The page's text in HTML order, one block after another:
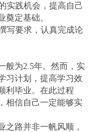
践机会，提高自己
奠定基础。
要求，认真完成论
为2.5年。然而，实
习计划，提高学习效
利毕业。在此过程
相信自己一定能够实
路并非一帆风顺，